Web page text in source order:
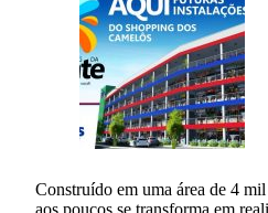
Construído em uma área de 4
aos poucos se transforma em